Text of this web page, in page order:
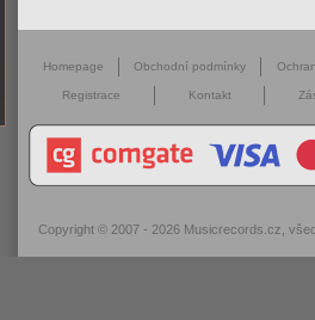
Homepage Obchodní podmínky
Registrace Kontakt
Copyright © 2007 - 2026 Musicrecords.cz ,